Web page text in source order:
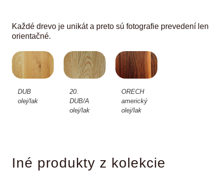
Každé drevo je unikát a preto sú fotografie prevedení len
orientačné.
DUB
olej/lak
20.
DUB/A
olej/lak
ORECH
americký
olej/lak
Iné produkty z kolekcie